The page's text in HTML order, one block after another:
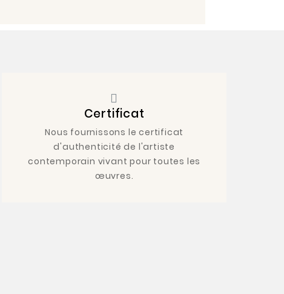
Certificat
Nous fournissons le certificat
d'authenticité de l'artiste
contemporain vivant pour toutes les
œuvres.